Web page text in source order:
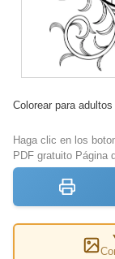
Colorear para
Haga clic en los
PDF gratuito Página